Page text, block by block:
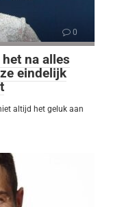
0
na alles
eindelijk
altijd het geluk aan